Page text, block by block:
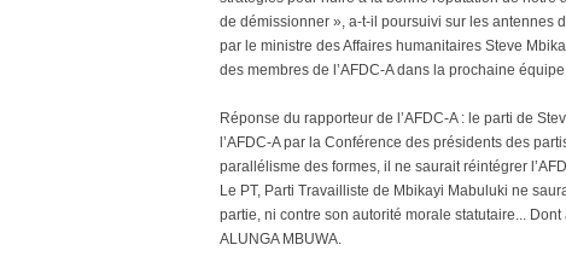
de démissionner », a-t-il poursuivi sur les antennes
par le ministre des Affaires humanitaires Steve
des membres de l’AFDC-A dans la prochaine
Réponse du rapporteur de l’AFDC-A : le parti de
l’AFDC-A par la Conférence des présidents des
parallélisme des formes, il ne saurait réintégrer
Le PT, Parti Travailliste de Mbikayi Mabuluki ne
partie, ni contre son autorité morale statutaire... Dont
ALUNGA MBUWA.